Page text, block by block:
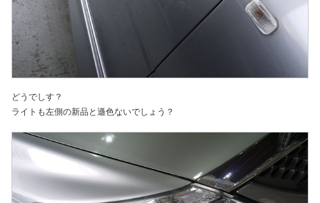
どうでしす？
ライトも左側の新品と遜色ないでしょう？